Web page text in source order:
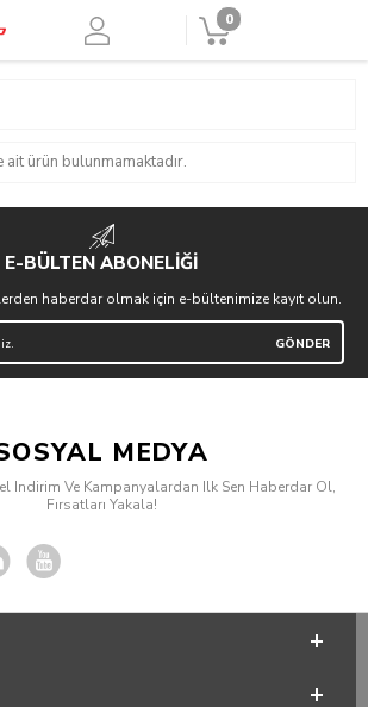
0
ürün bulunmamaktadır.
E-BÜLTEN ABONELİĞİ
haberdar olmak için e-bültenimize kayıt olun.
MEDYA
Indirim Ve Kampanyalardan Ilk Sen Haberdar Ol,
Fırsatları Yakala!